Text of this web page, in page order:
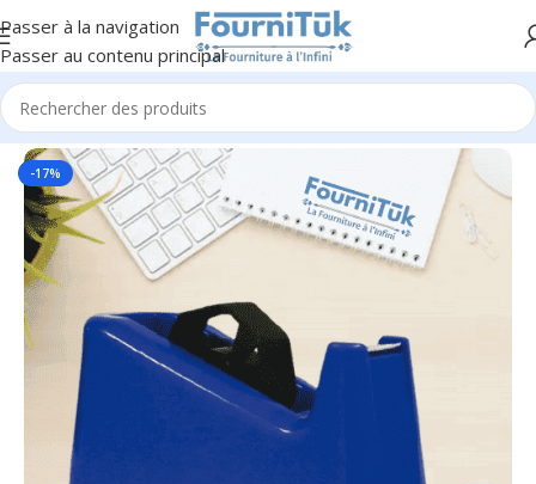
Passer à la navigation
Passer au contenu principal
Accueil/Fourniture de Bureau/Accessoires de Bureau
-17%